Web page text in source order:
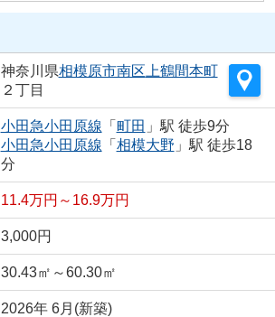
神奈川県相模原市南区 上鶴間本町
２丁目
小田急小田原線 「 町田 」駅 徒歩9分
小田急小田原線 「 相模大野 」駅 徒歩18
分
11.4万円～16.9万円
3,000円
30.43㎡～60.30㎡
2026年 6月(新築)